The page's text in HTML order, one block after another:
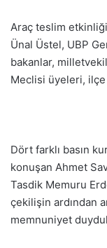
Araç teslim
Ünal Üstel, UBP
bakanlar,
Meclisi üyeleri, ilçe
Dört farklı basın
konuşan Ahmet
Tasdik Memuru
çekilişin ardından
memnuniyet